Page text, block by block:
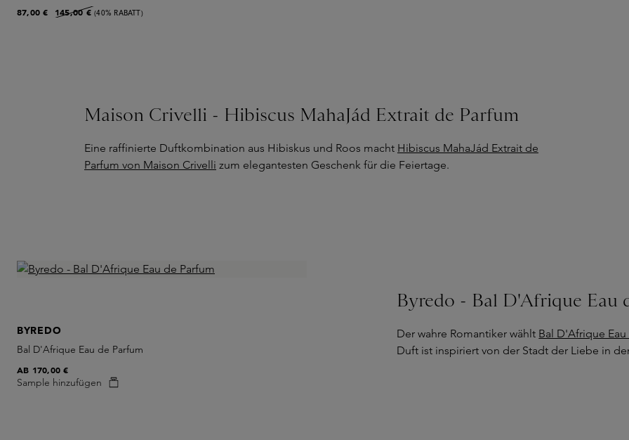
87,00 € 145,00 €(40% RABATT)
Maison Crivelli - Hibiscus MahaJád Extrait de Parfum
Eine raffinierte Duftkombination aus Hibiskus und Roos macht Hibiscus MahaJád Extrait de
Parfum von Maison Crivelli zum elegantesten Geschenk für die Feiertage.
BYREDO
Bal D'Afrique Eau de Parfum
Sample hinzufügen
AB 170,00 €
Byredo - Bal D'Afrique Eau
Der wahre Romantiker wählt Bal D'Afrique Eau
Duft ist inspiriert von der Stadt der Liebe in den